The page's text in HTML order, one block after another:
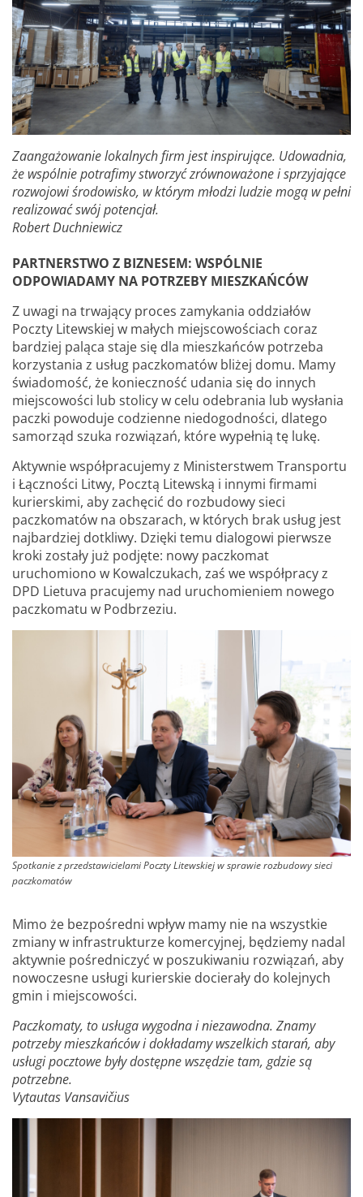
Zaangażowanie lokalnych firm jest inspirujące. Udowadnia,
że wspólnie potrafimy stworzyć zrównoważone i sprzyjające
rozwojowi środowisko, w którym młodzi ludzie mogą w pełni
realizować swój potencjał.
Robert Duchniewicz
PARTNERSTWO Z BIZNESEM: WSPÓLNIE
ODPOWIADAMY NA POTRZEBY MIESZKAŃCÓW
Z uwagi na trwający proces zamykania oddziałów
Poczty Litewskiej w małych miejscowościach coraz
bardziej paląca staje się dla mieszkańców potrzeba
korzystania z usług paczkomatów bliżej domu. Mamy
świadomość, że konieczność udania się do innych
miejscowości lub stolicy w celu odebrania lub wysłania
paczki powoduje codzienne niedogodności, dlatego
samorząd szuka rozwiązań, które wypełnią tę lukę.
Aktywnie współpracujemy z Ministerstwem Transportu
i Łączności Litwy, Pocztą Litewską i innymi firmami
kurierskimi, aby zachęcić do rozbudowy sieci
paczkomatów na obszarach, w których brak usług jest
najbardziej dotkliwy. Dzięki temu dialogowi pierwsze
kroki zostały już podjęte: nowy paczkomat
uruchomiono w Kowalczukach, zaś we współpracy z
DPD Lietuva pracujemy nad uruchomieniem nowego
paczkomatu w Podbrzeziu.
Spotkanie z przedstawicielami Poczty Litewskiej w sprawie rozbudowy sieci
paczkomatów
Mimo że bezpośredni wpływ mamy nie na wszystkie
zmiany w infrastrukturze komercyjnej, będziemy nadal
aktywnie pośredniczyć w poszukiwaniu rozwiązań, aby
nowoczesne usługi kurierskie docierały do kolejnych
gmin i miejscowości.
Paczkomaty, to usługa wygodna i niezawodna. Znamy
potrzeby mieszkańców i dokładamy wszelkich starań, aby
usługi pocztowe były dostępne wszędzie tam, gdzie są
potrzebne.
Vytautas Vansavičius